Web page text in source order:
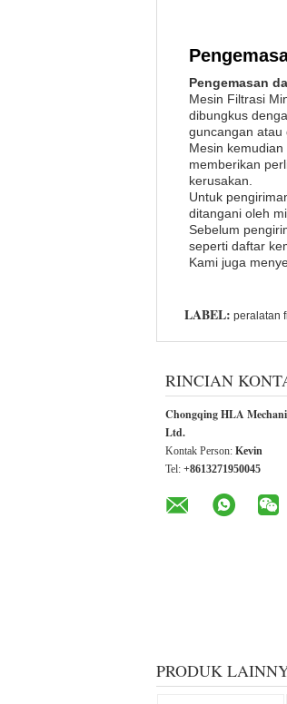
Pengemasan
Mesin Filtrasi
dibungkus
guncangan atau
Mesin
memberikan
kerusakan.
Untuk
ditangani oleh
Sebelum
seperti daftar
Kami juga
LABEL: peralatan
RINCIAN
Chongqing HLA
Ltd.
Kontak Person: Kevin
Tel: +8613271950045
PRODUK